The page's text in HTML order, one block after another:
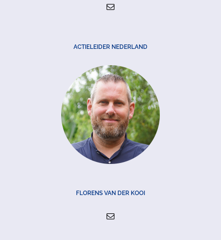
ACTIELEIDER NEDERLAND
FLORENS VAN DER KOOI